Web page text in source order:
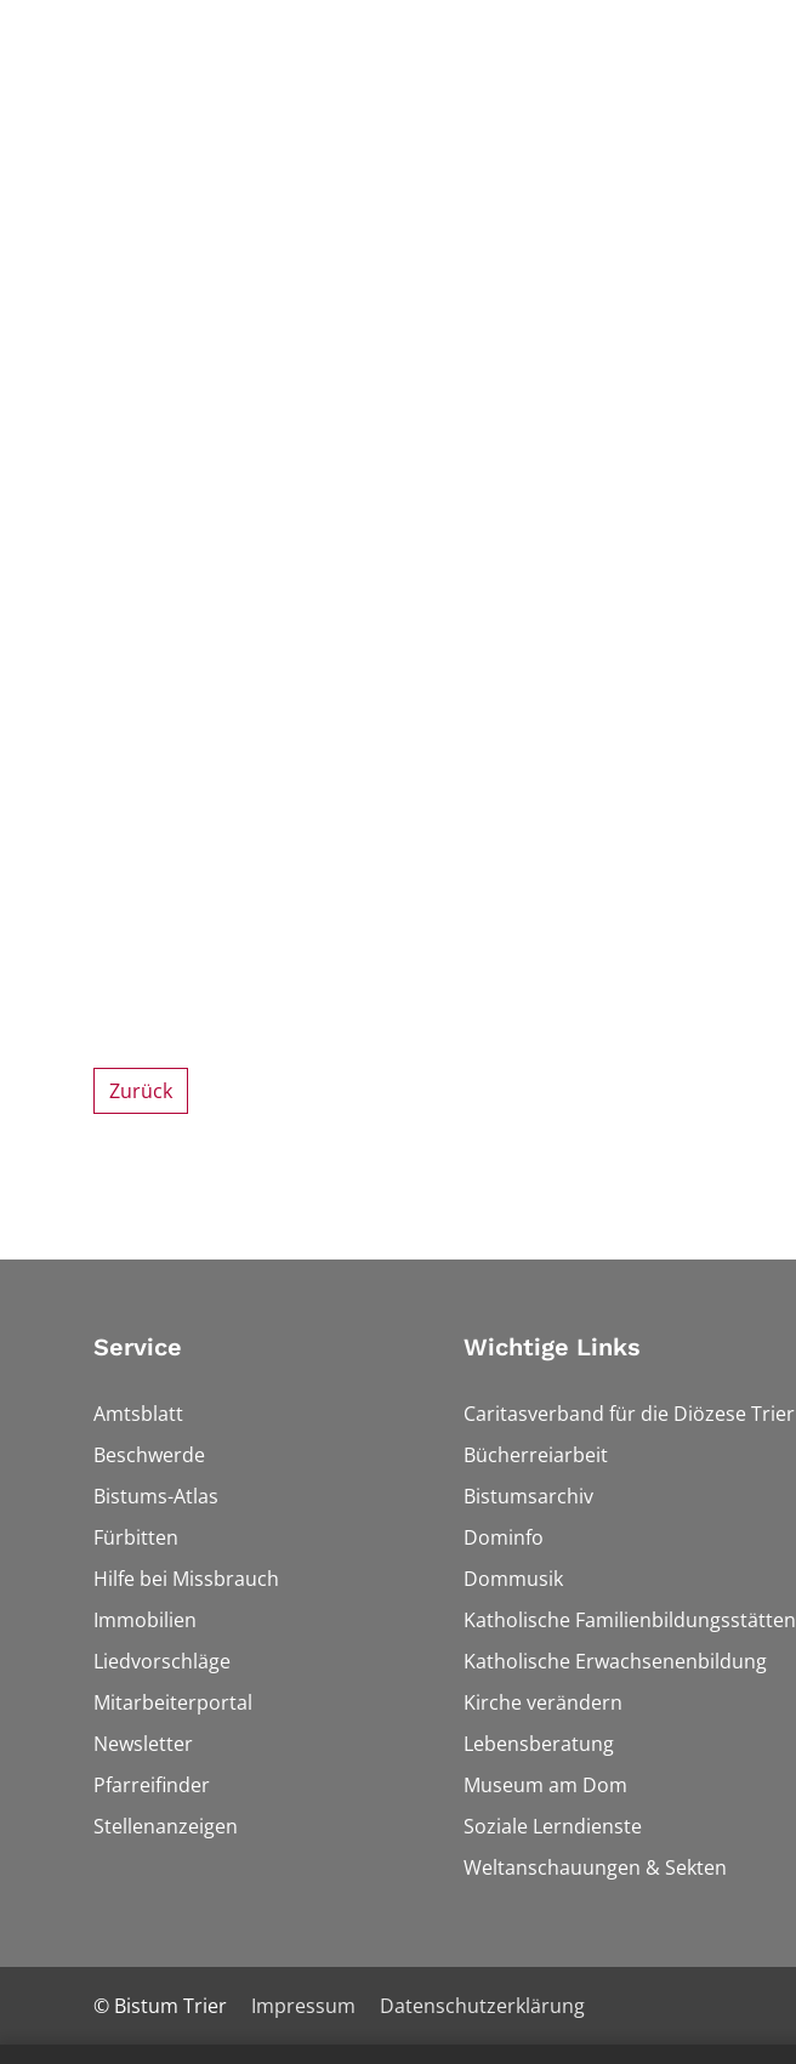
Zurück
Service
Amtsblatt
Beschwerde
Bistums-Atlas
Fürbitten
Hilfe bei Missbrauch
Immobilien
Liedvorschläge
Mitarbeiterportal
Newsletter
Pfarreifinder
Stellenanzeigen
Wichtige Links
Caritasverband für die Diözese Trier
Bücherreiarbeit
Bistumsarchiv
Dominfo
Dommusik
Katholische Familienbildungsstätten
Katholische Erwachsenenbildung
Kirche verändern
Lebensberatung
Museum am Dom
Soziale Lerndienste
Weltanschauungen & Sekten
© Bistum Trier Impressum Datenschutzerklärung